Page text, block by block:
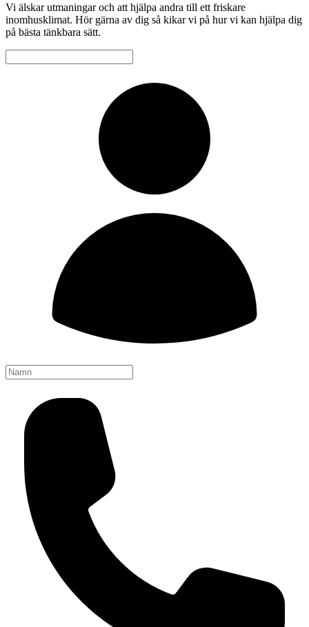
Vi älskar utmaningar och att hjälpa andra till ett friskare
inomhusklimat. Hör gärna av dig så kikar vi på hur vi kan hjälpa dig
på bästa tänkbara sätt.